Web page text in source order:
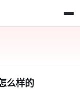
么样的